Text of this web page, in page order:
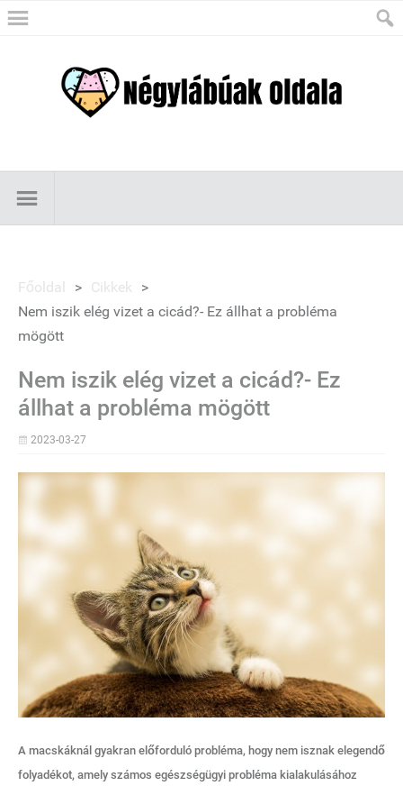
Főoldal > Cikkek
>
Nem iszik elég vizet a cicád?- Ez állhat a probléma
mögött
Nem iszik elég vizet a cicád?- Ez
állhat a probléma mögött
2023-03-27
A macskáknál gyakran előforduló probléma, hogy nem isznak elegendő
folyadékot, amely számos egészségügyi probléma kialakulásához